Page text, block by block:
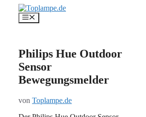
Inhalt
springen
Menü
Philips Hue Outdoor
Sensor
Bewegungsmelder
von Toplampe.de